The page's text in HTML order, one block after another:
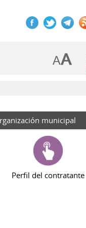
municipal
Perfil del contratante